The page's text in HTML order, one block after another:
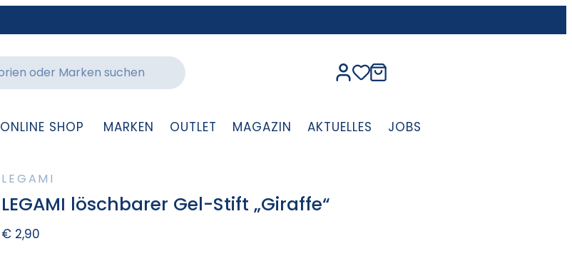
ONLINE SHOP MARKEN OUTLET MAGAZIN AKTUELLES JOBS
LEGAMI
LEGAMI löschbarer Gel-Stift „Giraffe“
€ 2,90